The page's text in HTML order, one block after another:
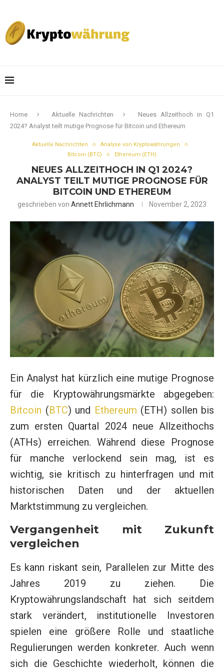
Home Aktuelle Nachrichten
Neues Allzeithoch in Q1
2024? Analyst teilt mutige Prognose für Bitcoin und Ethereum
Aktuelle Nachrichten
Analyse von Kryptowährungen
Bitcoin (BTC)
Ethereum (ETH)
NEUES ALLZEITHOCH IN Q1 2024?
ANALYST TEILT MUTIGE PROGNOSE FÜR
BITCOIN UND ETHEREUM
geschrieben von Annett Ehrlichmann November 2, 2023
Ein Analyst hat kürzlich eine mutige Prognose
für die Kryptowährungsmärkte abgegeben:
Bitcoin (BTC) und Ethereum (ETH) sollen bis
zum ersten Quartal 2024 neue Allzeithochs
(ATHs) erreichen. Während diese Prognose
für manche verlockend sein mag, ist es
wichtig, sie kritisch zu hinterfragen und mit
historischen Daten und der aktuellen
Marktstimmung zu vergleichen.
Vergangenheit mit Zukunft
vergleichen
Es kann riskant sein, Parallelen zur Mitte des
Jahres 2019 zu ziehen. Die
Kryptowährungslandschaft hat sich seitdem
stark verändert, institutionelle Investoren
spielen eine größere Rolle und staatliche
Regulierungen werden konkreter. Auch wenn
sich die Geschichte wiederholt, können die